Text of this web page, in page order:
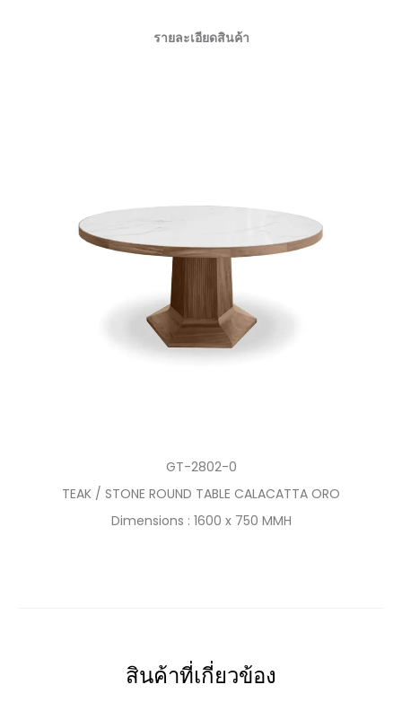
รายละเอียดสินค้า
GT-2802-0
TEAK / STONE ROUND TABLE CALACATTA ORO
Dimensions : 1600 x 750 MMH
สินค้าที่เกี่ยวข้อง